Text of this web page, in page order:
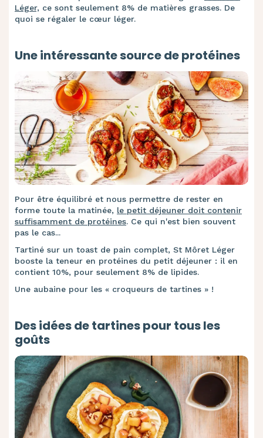
Léger, ce sont seulement 8% de matières grasses. De
quoi se régaler le cœur léger.
Une intéressante source de protéines
Pour être équilibré et nous permettre de rester en
forme toute la matinée, le petit déjeuner doit contenir
suffisamment de protéines. Ce qui n'est bien souvent
pas le cas...
Tartiné sur un toast de pain complet, St Môret Léger
booste la teneur en protéines du petit déjeuner : il en
contient 10%, pour seulement 8% de lipides.
Une aubaine pour les « croqueurs de tartines » !
Des idées de tartines pour tous les
goûts